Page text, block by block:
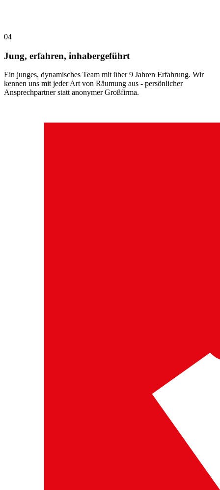
04
Jung, erfahren, inhabergeführt
Ein junges, dynamisches Team mit über 9 Jahren Erfahrung. Wir
kennen uns mit jeder Art von Räumung aus - persönlicher
Ansprechpartner statt anonymer Großfirma.